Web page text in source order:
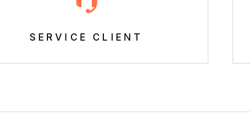
SERVICE CLIENT